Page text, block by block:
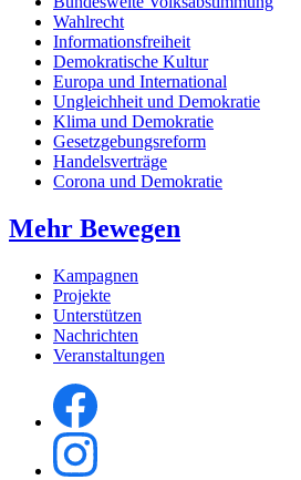
Wahlrecht
Informationsfreiheit
Demokratische Kultur
Europa und International
Ungleichheit und Demokratie
Klima und Demokratie
Gesetzgebungsreform
Handelsverträge
Corona und Demokratie
Mehr Bewegen
Kampagnen
Projekte
Unterstützen
Nachrichten
Veranstaltungen